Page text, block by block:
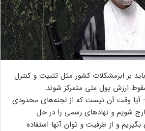
بر ابرمشکلات کشور مثل تثبیت و کنترل
ارزش پول ملی متمرکز شوند.
آیا وقت آن نیست که از لجنه‌های محدودی
شویم و نهادهای رسمی را در حل
و از ظرفیت و توان آنها استفاده